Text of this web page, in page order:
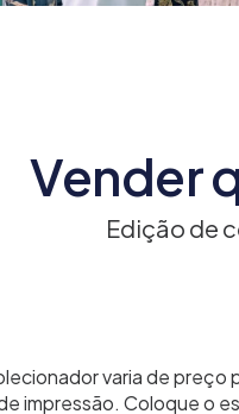
Vender
Edição de
varia de preço
impressão. Coloque o